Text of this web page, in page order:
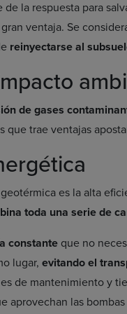
la respuesta para
ventaja. Se
reinyectarse al
de gases
que trae ventajas
es la alta
toda una serie de
constante que no
lugar, evitando el
de mantenimiento y
aprovechan las